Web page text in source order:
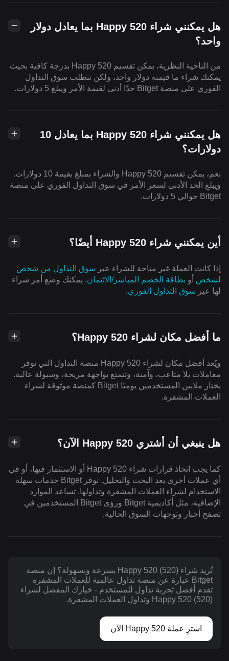
هل يمكنني شراء Happy 520 بما يعادل دولار
واحد؟
من الناحية النظرية، يمكن تقسيم Happy 520 بدرجة كافية بحيث
يمكنك شراء ما قيمته دولار واحد، ولكن تتطلب سوق التداول
الفوري على منصة Bitget حدًا أدنى لقيمة الأمر ويبلغ 5 دولارات.
هل يمكنني شراء Happy 520 بما يعادل 10
دولارات؟
نعم، يمكن تقسيم Happy 520 والشراء بمبلغ بقيمة 10 دولارات.
ويبلغ الحد الأدنى لسعر الأمر في سوق التداول الفوري على منصة
Bitget حوالي 5 دولارات.
أين يمكنني شراء Happy 520 أيضًا؟
إذا كانت العملة غير متاحة للشراء عبر سوق التداول من شخص
لشخص أو بطاقة الخصم المباشر/الائتمان. يمكنك وضع أمر شراء
لها عبر سوق التداول الفوري.
ما أفضل مكان لشراء Happy 520؟
ويُعد أفضل مكان لشراء Happy 520 منصة التداول التي توفر
معاملات بلا متاعب، وآمنة، وتتمتع بواجهة مريحة، وسيولة عالية.
يختار ملايين المستخدمين يوميًا Bitget كمنصة موثوقة لشراء
العملات المشفرة.
هل ينبغي أن أشتري Happy 520 الآن؟
كما يجب اتخاذ قرارات شراء Happy 520 أو الاستثمار فيها، أو في
أي عملات أخرى بعد البحث والتحليل. توفر Bitget خدمات سهلة
الاستخدام لشراء العملات المشفرة وتداولها. تساعد الموارد
الإضافية، مثل أكاديمية Bitget ورؤى Bitget المستخدمين في
تصفح أخبار وتوجهات السوق الحالية.
تُريد شراء Happy 520 (520) بسرعة وبسهولة؟ إن منصة
Bitget عبارة عن منصة تداول عالمية للعملات المشفرة
تقدم أفضل تجربة تداول للمستخدم - خيارك المفضل لشراء
Happy 520 (520) وتداول العملات المشفرة.
اشترِ عملة Happy 520 الآن